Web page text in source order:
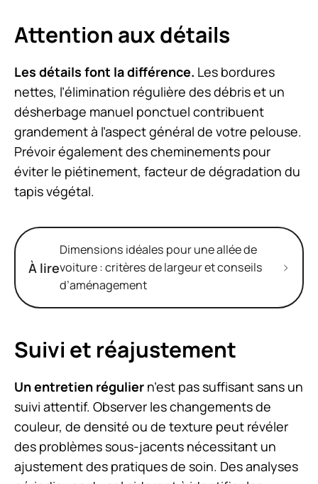
Attention aux détails
Les détails font la différence. Les bordures
nettes, l’élimination régulière des débris et un
désherbage manuel ponctuel contribuent
grandement à l’aspect général de votre pelouse.
Prévoir également des cheminements pour
éviter le piétinement, facteur de dégradation du
tapis végétal.
À lire
Dimensions idéales pour une allée de
voiture : critères de largeur et conseils
d’aménagement
Suivi et réajustement
Un entretien régulier n’est pas suffisant sans un
suivi attentif. Observer les changements de
couleur, de densité ou de texture peut révéler
des problèmes sous-jacents nécessitant un
ajustement des pratiques de soin. Des analyses